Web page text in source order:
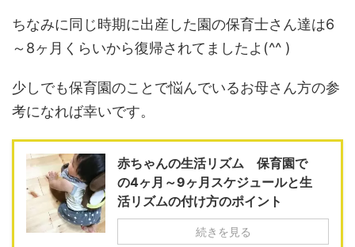
ちなみに同じ時期に出産した園の保育士さん達は6
～8ヶ月くらいから復帰されてましたよ(^^ )
少しでも保育園のことで悩んでいるお母さん方の参
考になれば幸いです。
赤ちゃんの生活リズム 保育園で
の4ヶ月～9ヶ月スケジュールと生
活リズムの付け方のポイント
続きを見る